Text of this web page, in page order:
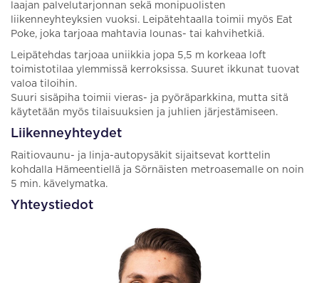
laajan palvelutarjonnan sekä monipuolisten
liikenneyhteyksien vuoksi. Leipätehtaalla toimii myös Eat
Poke, joka tarjoaa mahtavia lounas- tai kahvihetkiä.
Leipätehdas tarjoaa uniikkia jopa 5,5 m korkeaa loft
toimistotilaa ylemmissä kerroksissa. Suuret ikkunat tuovat
valoa tiloihin.
Suuri sisäpiha toimii vieras- ja pyöräparkkina, mutta sitä
käytetään myös tilaisuuksien ja juhlien järjestämiseen.
Liikenneyhteydet
Raitiovaunu- ja linja-autopysäkit sijaitsevat korttelin
kohdalla Hämeentiellä ja Sörnäisten metroasemalle on noin
5 min. kävelymatka.
Yhteystiedot